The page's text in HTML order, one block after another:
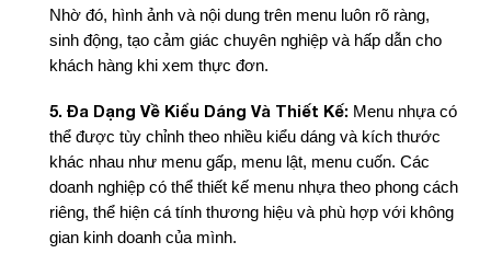
Nhờ đó, hình ảnh và nội dung trên menu luôn rõ ràng,
sinh động, tạo cảm giác chuyên nghiệp và hấp dẫn cho
khách hàng khi xem thực đơn.
5. Đa Dạng Về Kiểu Dáng Và Thiết Kế: Menu nhựa có
thể được tùy chỉnh theo nhiều kiểu dáng và kích thước
khác nhau như menu gấp, menu lật, menu cuốn. Các
doanh nghiệp có thể thiết kế menu nhựa theo phong cách
riêng, thể hiện cá tính thương hiệu và phù hợp với không
gian kinh doanh của mình.